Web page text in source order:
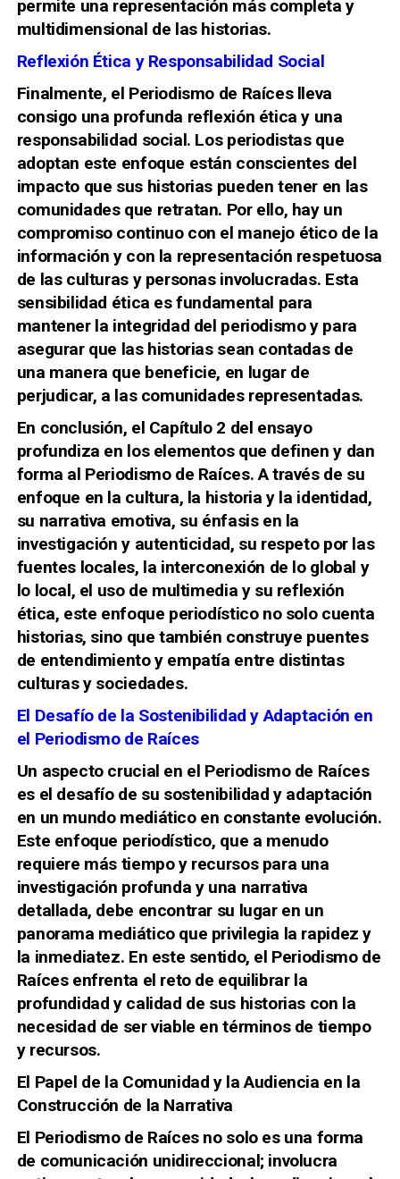
permite una representación más completa y
multidimensional de las historias.
Reflexión Ética y Responsabilidad Social
Finalmente, el Periodismo de Raíces lleva
consigo una profunda reflexión ética y una
responsabilidad social. Los periodistas que
adoptan este enfoque están conscientes del
impacto que sus historias pueden tener en las
comunidades que retratan. Por ello, hay un
compromiso continuo con el manejo ético de la
información y con la representación respetuosa
de las culturas y personas involucradas. Esta
sensibilidad ética es fundamental para
mantener la integridad del periodismo y para
asegurar que las historias sean contadas de
una manera que beneficie, en lugar de
perjudicar, a las comunidades representadas.
En conclusión, el Capítulo 2 del ensayo
profundiza en los elementos que definen y dan
forma al Periodismo de Raíces. A través de su
enfoque en la cultura, la historia y la identidad,
su narrativa emotiva, su énfasis en la
investigación y autenticidad, su respeto por las
fuentes locales, la interconexión de lo global y
lo local, el uso de multimedia y su reflexión
ética, este enfoque periodístico no solo cuenta
historias, sino que también construye puentes
de entendimiento y empatía entre distintas
culturas y sociedades.
El Desafío de la Sostenibilidad y Adaptación en
el Periodismo de Raíces
Un aspecto crucial en el Periodismo de Raíces
es el desafío de su sostenibilidad y adaptación
en un mundo mediático en constante evolución.
Este enfoque periodístico, que a menudo
requiere más tiempo y recursos para una
investigación profunda y una narrativa
detallada, debe encontrar su lugar en un
panorama mediático que privilegia la rapidez y
la inmediatez. En este sentido, el Periodismo de
Raíces enfrenta el reto de equilibrar la
profundidad y calidad de sus historias con la
necesidad de ser viable en términos de tiempo
y recursos.
El Papel de la Comunidad y la Audiencia en la
Construcción de la Narrativa
El Periodismo de Raíces no solo es una forma
de comunicación unidireccional; involucra